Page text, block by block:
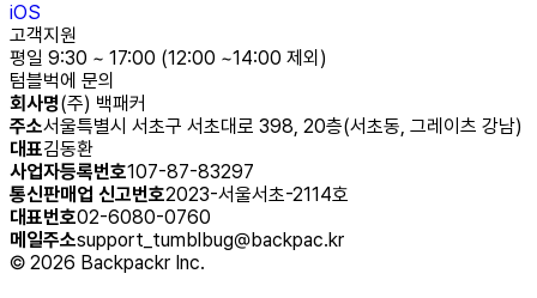
iOS
고객지원
평일 9:30 ~ 17:00 (12:00 ~14:00 제외)
텀블벅에 문의
회사명(주) 백패커
주소서울특별시 서초구 서초대로 398, 20층(서초동, 그레이츠 강남)
대표김동환
사업자등록번호107-87-83297
통신판매업 신고번호2023-서울서초-2114호
대표번호02-6080-0760
메일주소support_tumblbug@backpac.kr
© 2026 Backpackr Inc.